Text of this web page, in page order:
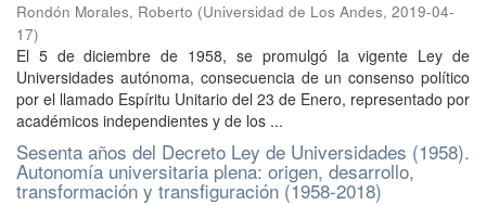
Rondón Morales, Roberto (Universidad de Los Andes, 2019-04-
17)
El 5 de diciembre de 1958, se promulgó la vigente Ley de
Universidades autónoma, consecuencia de un consenso político
por el llamado Espíritu Unitario del 23 de Enero, representado por
académicos independientes y de los ...
Sesenta años del Decreto Ley de Universidades (1958).
Autonomía universitaria plena: origen, desarrollo,
transformación y transfiguración (1958-2018)